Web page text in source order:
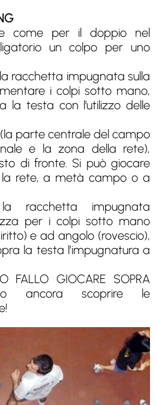
come per il doppio nel
un colpo per uno
racchetta impugnata sulla
i colpi sotto mano,
la testa con l’utilizzo delle
parte centrale del campo
e la zona della rete),
di fronte. Si può giocare
rete, a metà campo o a
racchetta impugnata
per i colpi sotto mano
e ad angolo (rovescio),
la testa l’impugnatura a
FALLO GIOCARE SOPRA
ancora scoprire le